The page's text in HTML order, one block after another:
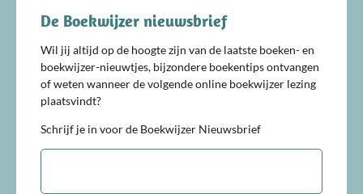
De Boekwijzer nieuwsbrief
Wil jij altijd op de hoogte zijn van de laatste boeken- en
boekwijzer-nieuwtjes, bijzondere boekentips ontvangen
of weten wanneer de volgende online boekwijzer lezing
plaatsvindt?
Schrijf je in voor de Boekwijzer Nieuwsbrief
E-